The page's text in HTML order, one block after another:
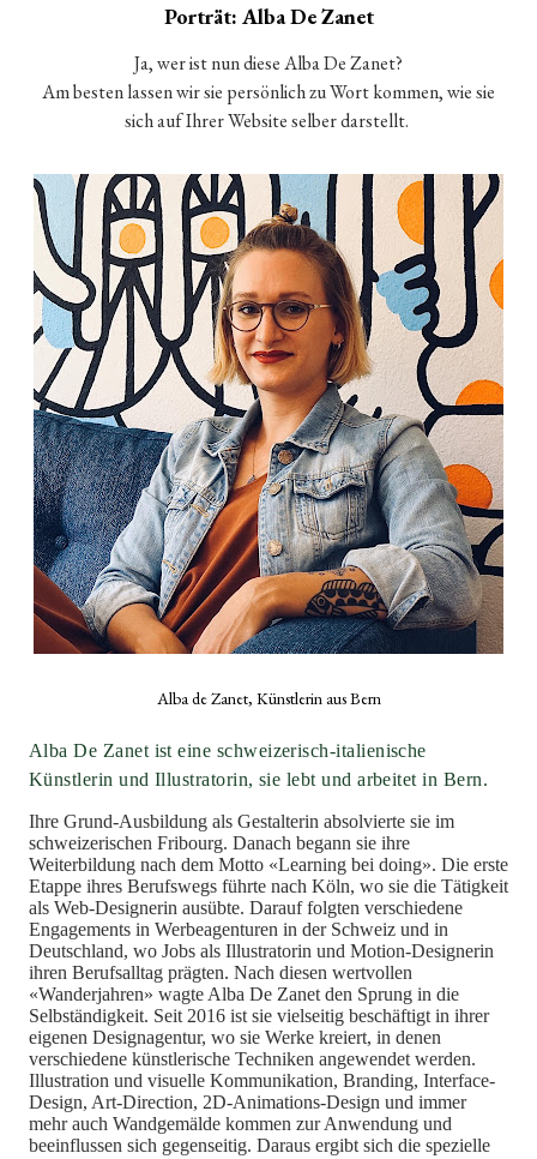
Porträt: Alba De Zanet
Ja, wer ist nun diese Alba De Zanet?
Am besten lassen wir sie persönlich zu Wort kommen, wie sie
sich auf Ihrer Website selber darstellt.
Alba de Zanet, Künstlerin aus Bern
Alba De Zanet ist eine schweizerisch-italienische
Künstlerin und Illustratorin, sie lebt und arbeitet in Bern.
Ihre Grund-Ausbildung als Gestalterin absolvierte sie im
schweizerischen Fribourg. Danach begann sie ihre
Weiterbildung nach dem Motto «Learning bei doing». Die erste
Etappe ihres Berufswegs führte nach Köln, wo sie die Tätigkeit
als Web-Designerin ausübte. Darauf folgten verschiedene
Engagements in Werbeagenturen in der Schweiz und in
Deutschland, wo Jobs als Illustratorin und Motion-Designerin
ihren Berufsalltag prägten. Nach diesen wertvollen
«Wanderjahren» wagte Alba De Zanet den Sprung in die
Selbständigkeit. Seit 2016 ist sie vielseitig beschäftigt in ihrer
eigenen Designagentur, wo sie Werke kreiert, in denen
verschiedene künstlerische Techniken angewendet werden.
Illustration und visuelle Kommunikation, Branding, Interface-
Design, Art-Direction, 2D-Animations-Design und immer
mehr auch Wandgemälde kommen zur Anwendung und
beeinflussen sich gegenseitig. Daraus ergibt sich die spezielle